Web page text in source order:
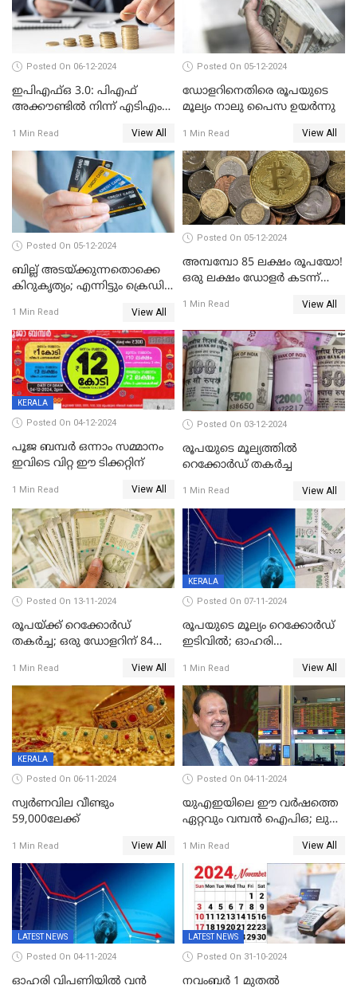
Posted On 06-12-2024
ഇപിഎഫ്ഒ 3.0: പിഎഫ്
അക്കൗണ്ടിൽ നിന്ന് എടിഎം
1 Min Read View All
Posted On 05-12-2024
ഡോളറിനെതിരെ രൂപയുടെ
മൂല്യം നാലു പൈസ ഉയര്‍ന്നു
1 Min Read View All
Posted On 05-12-2024
ബില്ല് അടയ്ക്കുന്നതൊക്കെ
കിറുകൃത്യം; എന്നിട്ടും ക്രെഡിറ്റ്
കൂടുന്നില്ലേ? കാരണം ഇതാണ്
1 Min Read View All
Posted On 05-12-2024
അമ്പമ്പോ 85 ലക്ഷം രൂപയോ!
ഒരു ലക്ഷം ഡോളർ കടന്ന്
1 Min Read View All
KERALA
Posted On 04-12-2024
പൂജ ബമ്പർ ഒന്നാം സമ്മാനം
ഇവിടെ വിറ്റ ഈ ടിക്കറ്റിന്
1 Min Read View All
Posted On 03-12-2024
രൂപയുടെ മൂല്യത്തില്‍
റെക്കോര്‍ഡ് തകര്‍ച്ച
1 Min Read View All
Posted On 13-11-2024
രൂപയ്ക്ക് റെക്കോർഡ്
തകര്‍ച്ച; ഒരു ഡോളറിന് 84
വിനിമയ മൂല്യം
1 Min Read View All
KERALA
Posted On 07-11-2024
രൂപയുടെ മൂല്യം റെക്കോർഡ്
ഇടിവിൽ; ഓഹരി
സെന്‍സെക്‌സ് 80,000ല്‍
താഴെ
1 Min Read View All
KERALA
Posted On 06-11-2024
സ്വര്‍ണവില വീണ്ടും
59,000ലേക്ക്
1 Min Read View All
Posted On 04-11-2024
യുഎഇയിലെ ഈ വർഷത്തെ
ഏറ്റവും വമ്പൻ ഐപിഒ; ലുലു
സമാപനം,വൻ ഡിമാൻഡ്;
വിൽപന 30
ശതമാനത്തിലേക്ക് ഉയർത്തി
1 Min Read View All
LATEST NEWS
Posted On 04-11-2024
ഓഹരി വിപണിയിൽ വൻ
LATEST NEWS
Posted On 31-10-2024
നവംബർ 1 മുതൽ